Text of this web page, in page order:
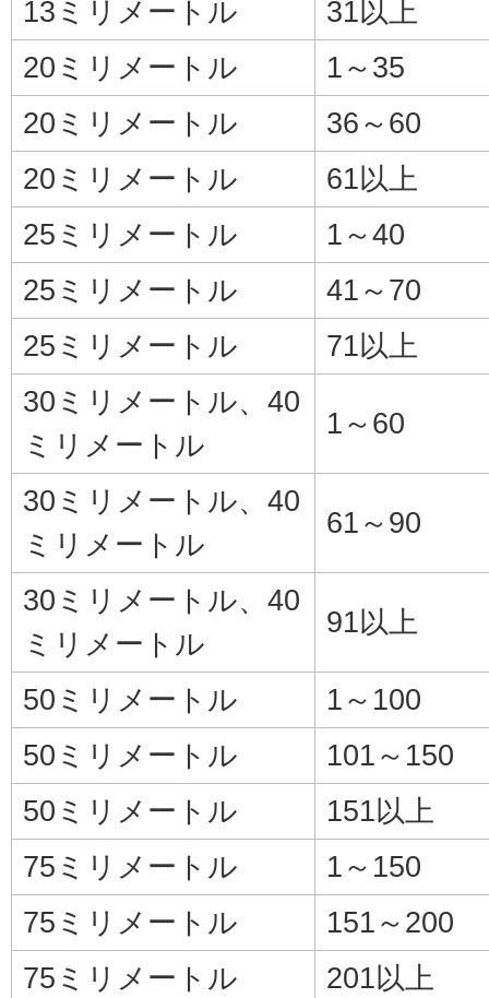
13ミリメートル
31以上
20ミリメートル
1～35
20ミリメートル
36～60
20ミリメートル
61以上
25ミリメートル
1～40
25ミリメートル
41～70
25ミリメートル
71以上
30ミリメートル、40
ミリメートル
1～60
30ミリメートル、40
ミリメートル
61～90
30ミリメートル、40
ミリメートル
91以上
50ミリメートル
1～100
50ミリメートル
101～150
50ミリメートル
151以上
75ミリメートル
1～150
75ミリメートル
151～200
75ミリメートル
201以上